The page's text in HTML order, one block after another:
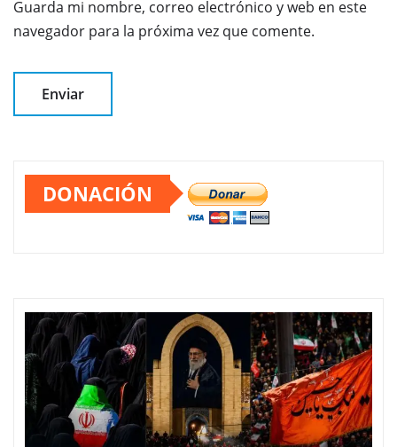
Guarda mi nombre, correo electrónico y web en este
navegador para la próxima vez que comente.
DONACIÓN